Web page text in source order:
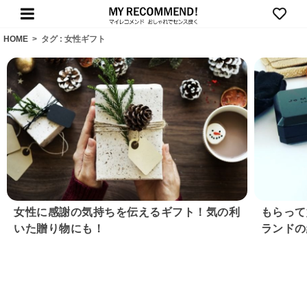
HOME > タグ : 女性ギフト
女性に感謝の気持ちを伝えるギフト！気の利
いた贈り物にも！
もらっ
ランド